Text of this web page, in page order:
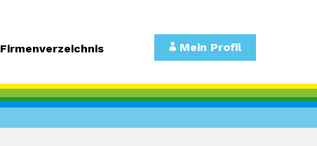
Firmenverzeichnis Mein Profil